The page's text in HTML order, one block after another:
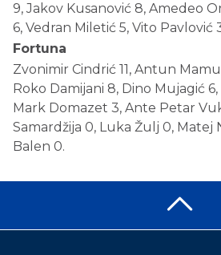
9, Jakov Kusanović 8, Amedeo
6, Vedran Miletić 5, Vito Pavlović
Fortuna
Zvonimir Cindrić 11, Antun
Roko Damijani 8, Dino Mujagić 6,
Mark Domazet 3, Ante Petar
Samardžija 0, Luka Žulj 0, Matej
Balen 0.